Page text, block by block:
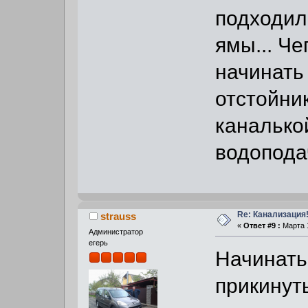
ямы...
strauss
Администратор
егерь
Re:
« Ответ #9 : Марта